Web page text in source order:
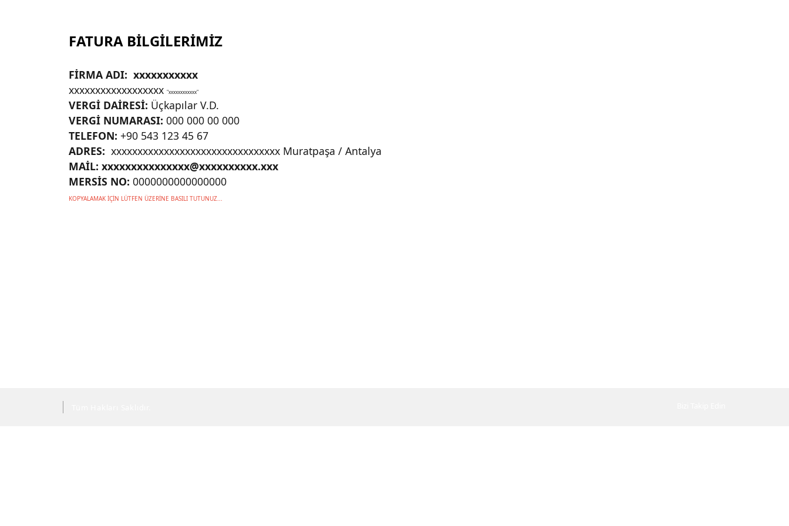
FATURA BİLGİLERİMİZ
FİRMA ADI: xxxxxxxxxxx
xxxxxxxxxxxxxxxxxx "xxxxxxxxxxxx"
VERGİ DAİRESİ: Üçkapılar V.D.
VERGİ NUMARASI: 000 000 00 000
TELEFON: +90 543 123 45 67
ADRES: xxxxxxxxxxxxxxxxxxxxxxxxxxxxxxxx Muratpaşa / Antalya
MAİL: xxxxxxxxxxxxxxx@xxxxxxxxxx.xxx
MERSİS NO: 0000000000000000
KOPYALAMAK İÇİN LÜTFEN ÜZERİNE BASILI TUTUNUZ...